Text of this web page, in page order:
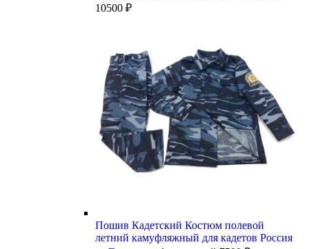
10500 ₽
Пошив Кадетский Костюм полевой
летний камуфляжный для кадетов Россия